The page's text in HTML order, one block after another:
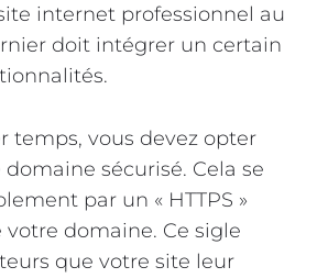
internet professionnel au
doit intégrer un certain
temps, vous devez opter
sécurisé. Cela se
par un « HTTPS »
domaine. Ce sigle
que votre site leur